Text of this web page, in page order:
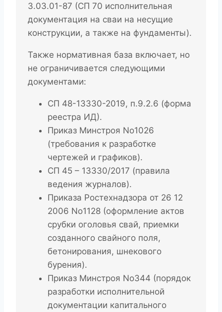
3.03.01-87 (СП 70 исполнительная
документация на сваи на несущие
конструкции, а также на фундаменты).
Также нормативная база включает, но
не ограничивается следующими
документами:
СП 48-13330-2019, п.9.2.6 (форма
реестра ИД).
Приказ Минстроя No1026
(требования к разработке
чертежей и графиков).
СП 45 – 13330/2017 (правила
ведения журналов).
Приказа Ростехнадзора от 26 12
2006 No1128 (оформление актов
срубки оголовья свай, приемки
созданного свайного поля,
бетонирования, шнекового
бурения).
Приказ Минстроя No344 (порядок
разработки исполнительной
документации капитального